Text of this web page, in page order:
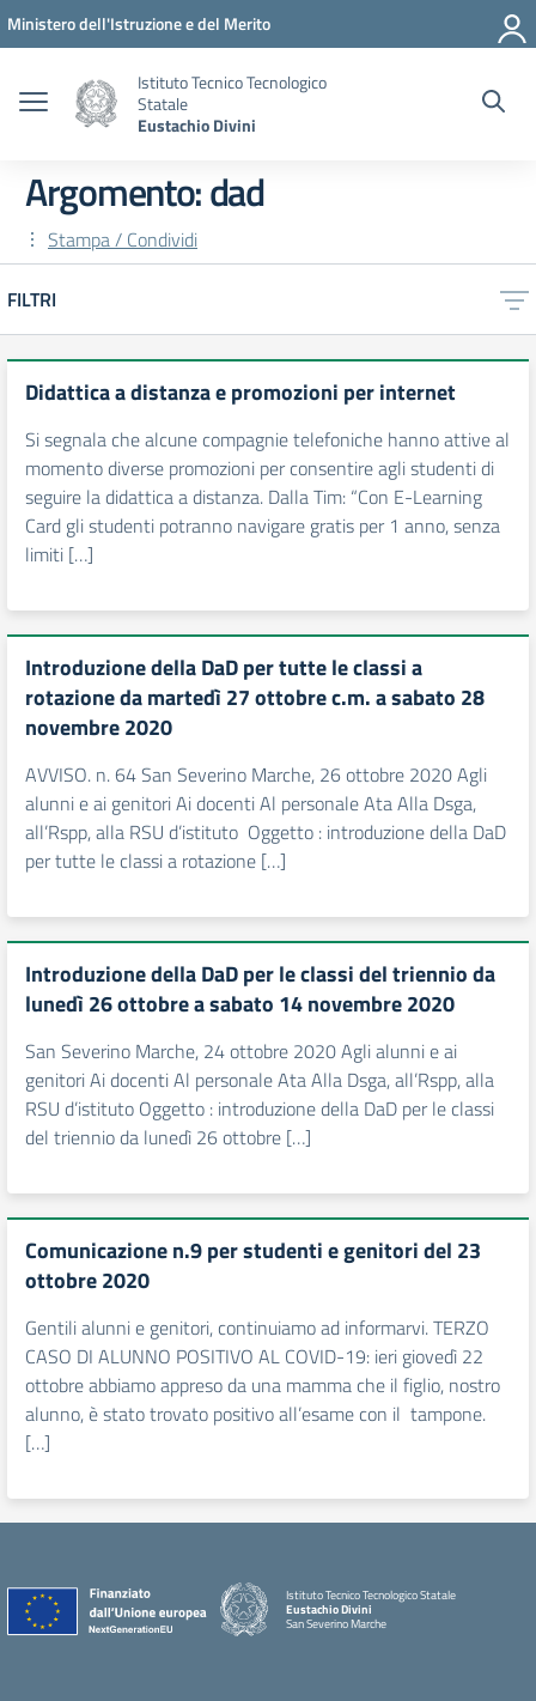
Vai ai contenuti
Vai al menu di navigazione
Vai al footer
Ministero dell'Istruzione e del Merito
Istituto Tecnico Tecnologico
Statale
Eustachio Divini
Argomento: dad
Stampa / Condividi
FILTRI
Didattica a distanza e promozioni per internet
Si segnala che alcune compagnie telefoniche hanno attive al
momento diverse promozioni per consentire agli studenti di
seguire la didattica a distanza. Dalla Tim: “Con E-Learning
Card gli studenti potranno navigare gratis per 1 anno, senza
limiti […]
Introduzione della DaD per tutte le classi a
rotazione da martedì 27 ottobre c.m. a sabato 28
novembre 2020
AVVISO. n. 64 San Severino Marche, 26 ottobre 2020 Agli
alunni e ai genitori Ai docenti Al personale Ata Alla Dsga,
all’Rspp, alla RSU d’istituto Oggetto : introduzione della DaD
per tutte le classi a rotazione […]
Introduzione della DaD per le classi del triennio da
lunedì 26 ottobre a sabato 14 novembre 2020
San Severino Marche, 24 ottobre 2020 Agli alunni e ai
genitori Ai docenti Al personale Ata Alla Dsga, all’Rspp, alla
RSU d’istituto Oggetto : introduzione della DaD per le classi
del triennio da lunedì 26 ottobre […]
Comunicazione n.9 per studenti e genitori del 23
ottobre 2020
Gentili alunni e genitori, continuiamo ad informarvi. TERZO
CASO DI ALUNNO POSITIVO AL COVID-19: ieri giovedì 22
ottobre abbiamo appreso da una mamma che il figlio, nostro
alunno, è stato trovato positivo all’esame con il tampone.
[…]
Istituto Tecnico Tecnologico Statale
Eustachio Divini
San Severino Marche